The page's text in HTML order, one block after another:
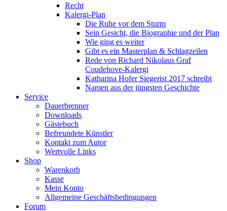
Recht
Kalergi-Plan
Die Ruhe vor dem Sturm
Sein Gesicht, die Biographie und der Plan
Wie ging es weiter
Gibt es ein Masterplan & Schlagzeilen
Rede von Richard Nikolaus Graf
Coudehove-Kalergi
Katharina Hofer Siegerist 2017 schreibt
Namen aus der jüngsten Geschichte
Service
Dauerbrenner
Downloads
Gästebuch
Befreundete Künstler
Kontakt zum Autor
Wertvolle Links
Shop
Warenkorb
Kasse
Mein Konto
Allgemeine Geschäftsbedingungen
Forum